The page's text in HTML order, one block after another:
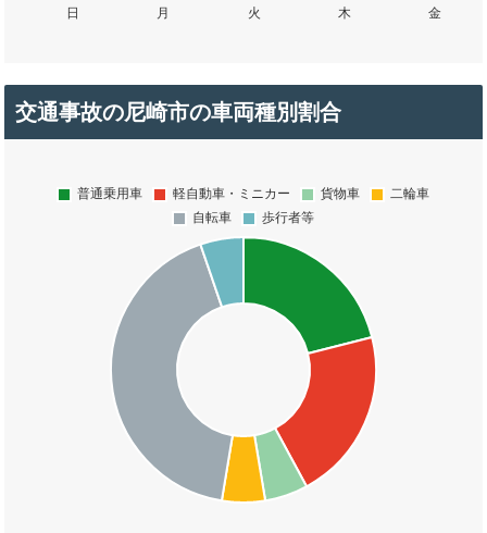
交通事故の尼崎市の車両種別割合